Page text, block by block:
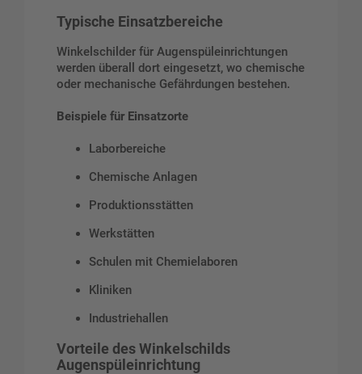
Typische Einsatzbereiche
Winkelschilder für Augenspüleinrichtungen
werden überall dort eingesetzt, wo chemische
oder mechanische Gefährdungen bestehen.
Beispiele für Einsatzorte
Laborbereiche
Chemische Anlagen
Produktionsstätten
Werkstätten
Schulen mit Chemielaboren
Kliniken
Industriehallen
Vorteile des Winkelschilds
Augenspüleinrichtung